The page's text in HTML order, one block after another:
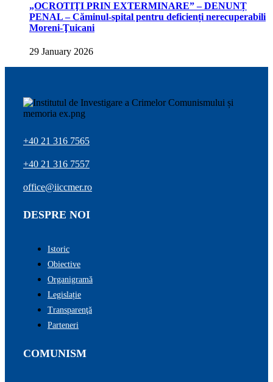
„OCROTIŢI PRIN EXTERMINARE” – DENUNȚ
PENAL – Căminul-spital pentru deficienți nerecuperabili
Moreni-Ţuicani
29 January 2026
+40 21 316 7565
+40 21 316 7557
office@iiccmer.ro
DESPRE NOI
Istoric
Obiective
Organigramă
Legislație
Transparenţă
Parteneri
COMUNISM